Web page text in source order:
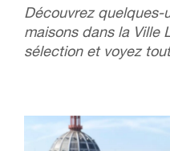
Découvrez quelques-
maisons dans la Ville
sélection et voyez